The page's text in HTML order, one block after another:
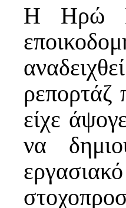
Η Ηρώ
ρεπορτάζ
είχε
να